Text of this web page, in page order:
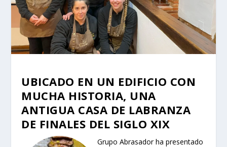
UBICADO EN UN EDIFICIO CON
MUCHA HISTORIA, UNA
ANTIGUA CASA DE LABRANZA
DE FINALES DEL SIGLO XIX
Grupo Abrasador ha presentado